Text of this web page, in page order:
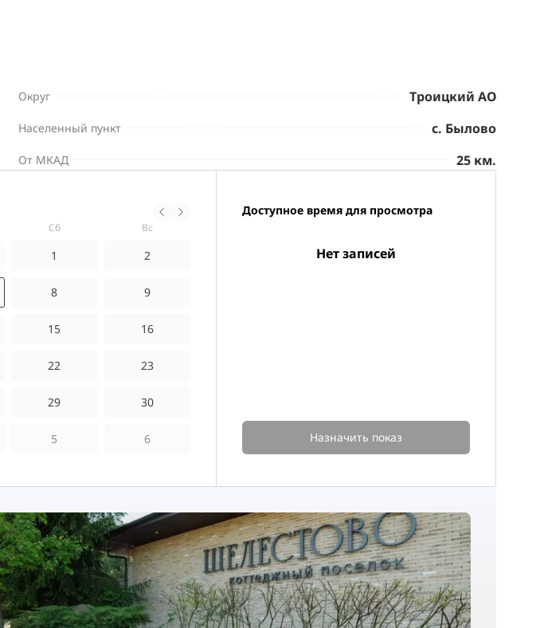
Округ Троицкий АО
Населенный пункт с. Былово
От МКАД 25 км.
сб вс
1 2
8 9
15 16
22 23
29 30
5 6
Доступное время для просмотра
Нет записей
Назначить показ